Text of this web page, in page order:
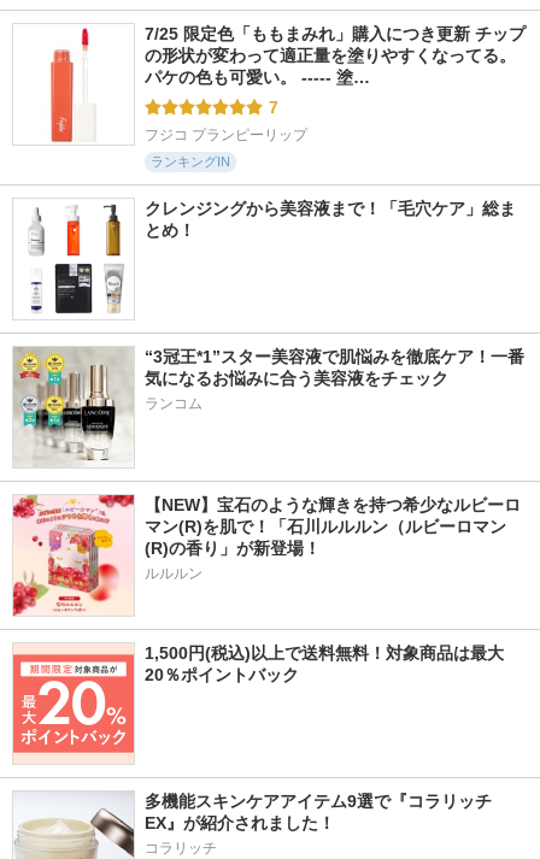
7/25 限定色「ももまみれ」購入につき更新 チップ
の形状が変わって適正量を塗りやすくなってる。
パケの色も可愛い。 ----- 塗…
7
フジコ プランピーリップ
ランキングIN
クレンジングから美容液まで！「毛穴ケア」総ま
とめ！
“3冠王*1”スター美容液で肌悩みを徹底ケア！一番
気になるお悩みに合う美容液をチェック
ランコム
【NEW】宝石のような輝きを持つ希少なルビーロ
マン(R)を肌で！「石川ルルルン（ルビーロマン
(R)の香り」が新登場！
ルルルン
1,500円(税込)以上で送料無料！対象商品は最大
20％ポイントバック
多機能スキンケアアイテム9選で『コラリッチ
EX』が紹介されました！
コラリッチ